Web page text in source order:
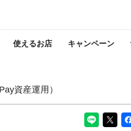
使えるお店 キャンペーン
からのお知
資産運用）